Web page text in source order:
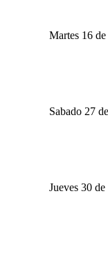
Martes 16
Sabado 27
Jueves 30